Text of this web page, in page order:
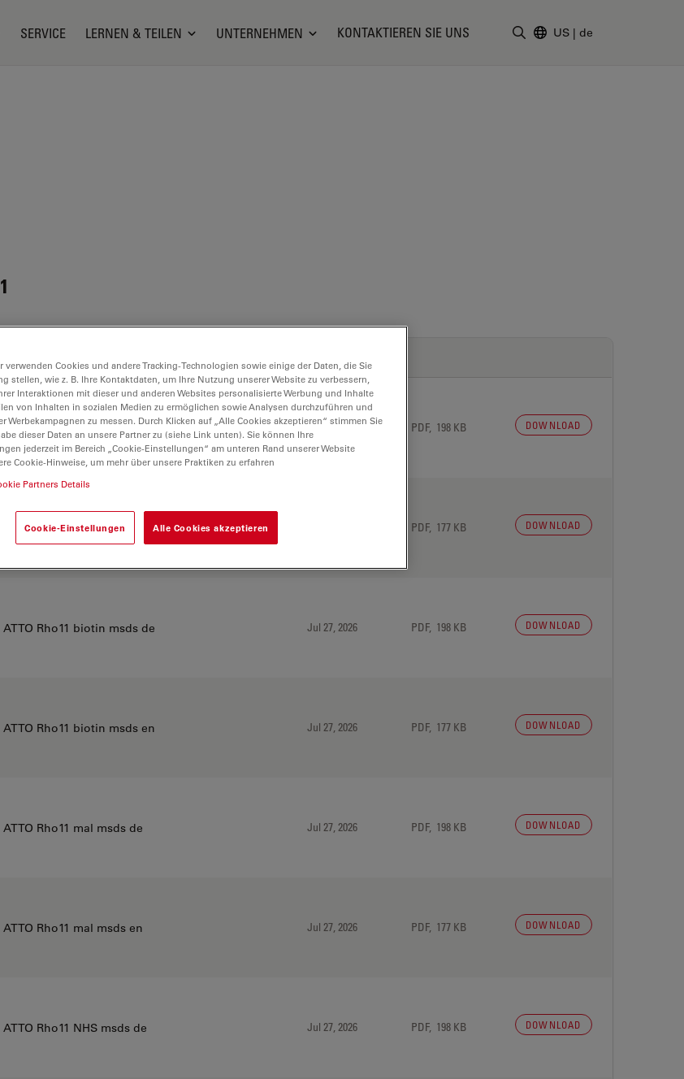
SERVICE LERNEN & TEILEN UNTERNEHMEN KONTAKTIEREN SIE UNS US | de
ATTO Rho11 acid msds de Jul 27, 2026 PDF, 198 KB DOWNLOAD
ATTO Rho11 acid msds en PDF, 177 KB DOWNLOAD
ATTO Rho11 biotin msds de Jul 27, 2026 PDF, 198 KB DOWNLOAD
ATTO Rho11 biotin msds en Jul 27, 2026 PDF, 177 KB DOWNLOAD
ATTO Rho11 mal msds de Jul 27, 2026 PDF, 198 KB DOWNLOAD
ATTO Rho11 mal msds en Jul 27, 2026 PDF, 177 KB DOWNLOAD
ATTO Rho11 NHS msds de Jul 27, 2026 PDF, 198 KB DOWNLOAD
verwenden Cookies und andere Tracking-Technologien sowie einige der Daten, die Sie
stellen, wie z. B. Ihre Kontaktdaten, um Ihre Nutzung unserer Website zu verbessern,
Interaktionen mit dieser und anderen Websites personalisierte Werbung und Inhalte
von Inhalten in sozialen Medien zu ermöglichen sowie Analysen durchzuführen und
Werbekampagnen zu messen. Durch Klicken auf „Alle Cookies akzeptieren“ stimmen Sie
dieser Daten an unsere Partner zu (siehe Link unten). Sie können Ihre
jederzeit im Bereich „Cookie-Einstellungen“ am unteren Rand unserer Website
Cookie-Hinweise, um mehr über unsere Praktiken zu erfahren
Partners Details
Cookie-Einstellungen Alle Cookies akzeptieren